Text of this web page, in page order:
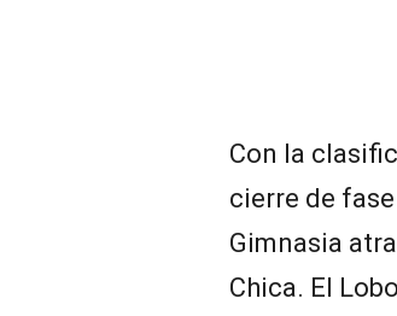
Con la
cierre de
Gimnasia
Chica. El